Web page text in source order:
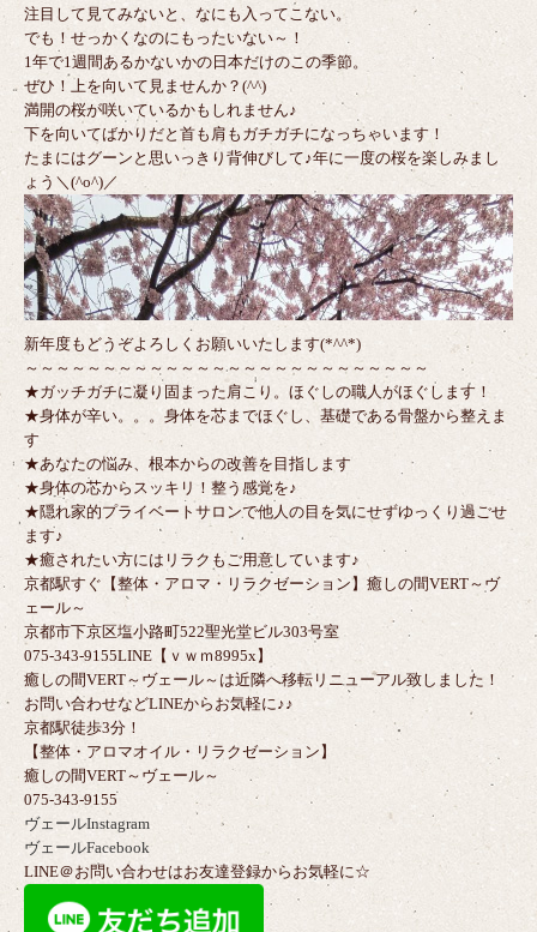
注目して見てみないと、なにも入ってこない。
でも！せっかくなのにもったいない～！
1年で1週間あるかないかの日本だけのこの季節。
ぜひ！上を向いて見ませんか？(^^)
満開の桜が咲いているかもしれません♪
下を向いてばかりだと首も肩もガチガチになっちゃいます！
たまにはグーンと思いっきり背伸びして♪年に一度の桜を楽しみまし
ょう＼(^o^)／
新年度もどうぞよろしくお願いいたします(*^^*)
～～～～～～～～～～～～～～～～～～～～～～～～～～
★ガッチガチに凝り固まった肩こり。ほぐしの職人がほぐします！
★身体が辛い。。。身体を芯までほぐし、基礎である骨盤から整えま
す
★あなたの悩み、根本からの改善を目指します
★身体の芯からスッキリ！整う感覚を♪
★隠れ家的プライベートサロンで他人の目を気にせずゆっくり過ごせ
ます♪
★癒されたい方にはリラクもご用意しています♪
京都駅すぐ【整体・アロマ・リラクゼーション】癒しの間VERT～ヴ
ェール～
京都市下京区塩小路町522聖光堂ビル303号室
075-343-9155LINE【ｖｗｍ8995x】
癒しの間VERT～ヴェール～は近隣へ移転リニューアル致しました！
お問い合わせなどLINEからお気軽に♪♪
京都駅徒歩3分！
【整体・アロマオイル・リラクゼーション】
癒しの間VERT～ヴェール～
075-343-9155
ヴェールInstagram
ヴェールFacebook
LINE＠お問い合わせはお友達登録からお気軽に☆